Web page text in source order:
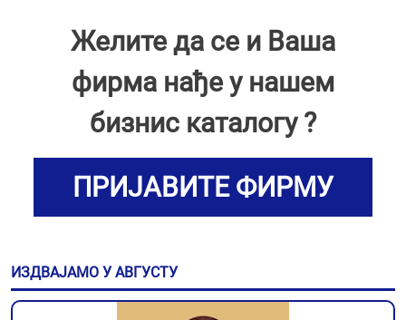
Желите да се и Ваша
фирма нађе у нашем
бизнис каталогу ?
ПРИЈАВИТЕ ФИРМУ
ИЗДВАЈАМО У АВГУСТУ